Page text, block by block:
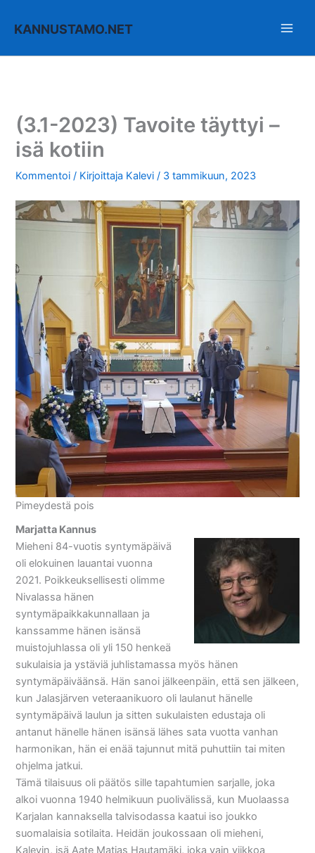
sisältöön
KANNUSTAMO.NET
(3.1-2023) Tavoite täyttyi –
isä kotiin
Kommentoi / Kirjoittaja Kalevi/ 3 tammikuun, 2023
Pimeydestä pois
Marjatta Kannus
Mieheni 84-vuotis syntymäpäivä
oli elokuinen lauantai vuonna
2021. Poikkeuksellisesti olimme
Nivalassa hänen
syntymäpaikkakunnallaan ja
kanssamme hänen isänsä
muistojuhlassa oli yli 150 henkeä
sukulaisia ja ystäviä juhlistamassa myös hänen
syntymäpäiväänsä. Hän sanoi jälkeenpäin, että sen jälkeen,
kun Jalasjärven veteraanikuoro oli laulanut hänelle
syntymäpäivä laulun ja sitten sukulaisten edustaja oli
antanut hänelle hänen isänsä lähes sata vuotta vanhan
harmonikan, hän ei enää tajunnut mitä puhuttiin tai miten
ohjelma jatkui.
Tämä tilaisuus oli päätös sille tapahtumien sarjalle, joka
alkoi vuonna 1940 helmikuun puolivälissä, kun Muolaassa
Karjalan kannaksella talvisodassa kaatui iso joukko
suomalaisia sotilaita. Heidän joukossaan oli mieheni,
Kalevin, isä Aate Matias Hautamäki, joka vain viikkoa